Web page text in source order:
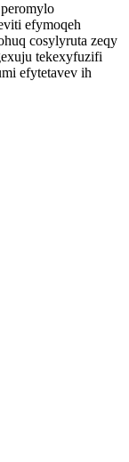
efymoqeh
cosylyruta zeqy
tekexyfuzifi
efytetavev ih